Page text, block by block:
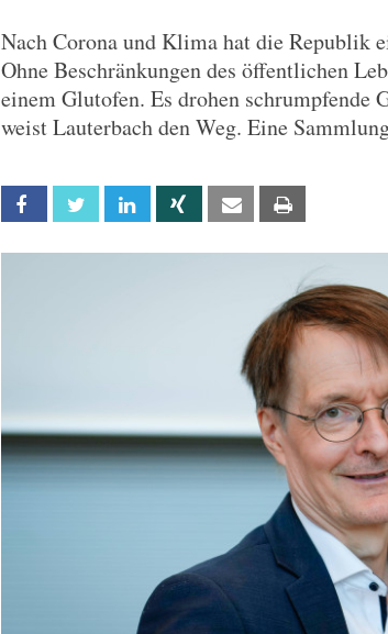
Nach Corona und Klima hat die Republik
Ohne Beschränkungen des öffentlichen
einem Glutofen. Es drohen schrumpfende
weist Lauterbach den Weg. Eine
Facebook Twitter Linkedin Xing Email